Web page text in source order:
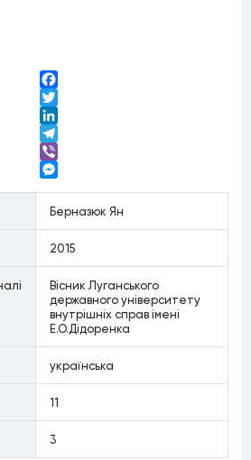
Facebook
Twitter
LinkedIn
Telegram
Viber
Берназюк Ян
2015
Вісник Луганського
державного університету
внутрішніх справ імені
Е.О.Дідоренка
українська
11
3